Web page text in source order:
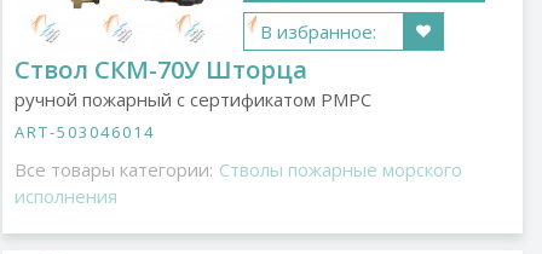
В избранное:
Ствол СКМ-70У Шторца
ручной пожарный с сертификатом РМРС
ART-503046014
Все товары категории: Стволы пожарные морского
исполнения